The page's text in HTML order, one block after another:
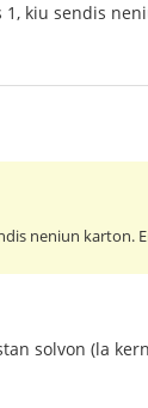
kiu sendis
neniun karton.
solvon (la